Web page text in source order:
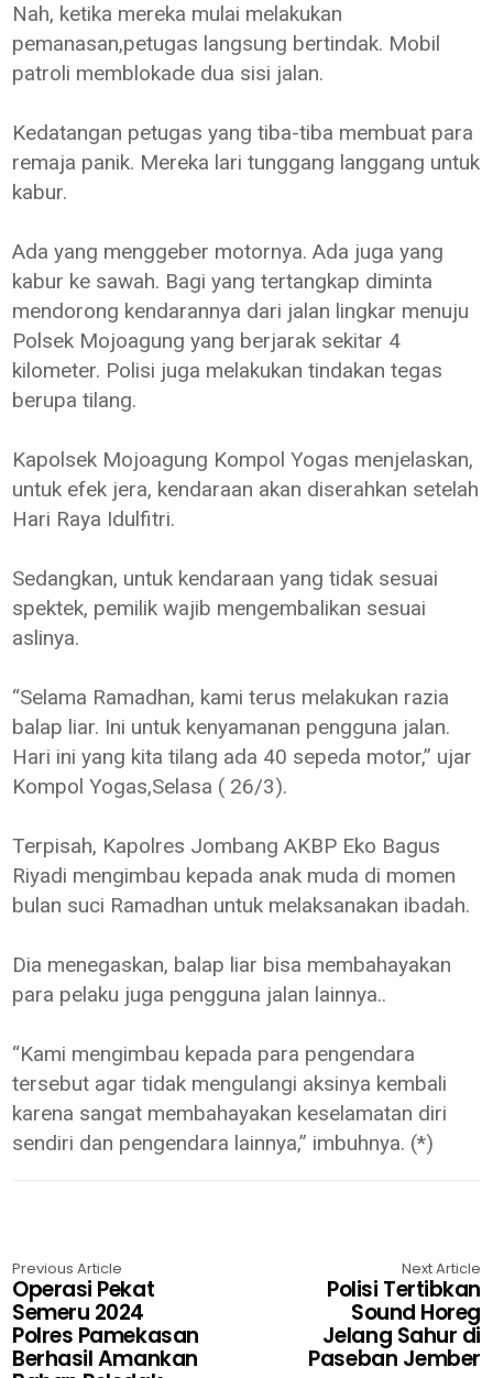
Nah, ketika mereka mulai melakukan
pemanasan,petugas langsung bertindak. Mobil
patroli memblokade dua sisi jalan.
Kedatangan petugas yang tiba-tiba membuat para
remaja panik. Mereka lari tunggang langgang untuk
kabur.
Ada yang menggeber motornya. Ada juga yang
kabur ke sawah. Bagi yang tertangkap diminta
mendorong kendarannya dari jalan lingkar menuju
Polsek Mojoagung yang berjarak sekitar 4
kilometer. Polisi juga melakukan tindakan tegas
berupa tilang.
Kapolsek Mojoagung Kompol Yogas menjelaskan,
untuk efek jera, kendaraan akan diserahkan setelah
Hari Raya Idulfitri.
Sedangkan, untuk kendaraan yang tidak sesuai
spektek, pemilik wajib mengembalikan sesuai
aslinya.
“Selama Ramadhan, kami terus melakukan razia
balap liar. Ini untuk kenyamanan pengguna jalan.
Hari ini yang kita tilang ada 40 sepeda motor,” ujar
Kompol Yogas,Selasa ( 26/3).
Terpisah, Kapolres Jombang AKBP Eko Bagus
Riyadi mengimbau kepada anak muda di momen
bulan suci Ramadhan untuk melaksanakan ibadah.
Dia menegaskan, balap liar bisa membahayakan
para pelaku juga pengguna jalan lainnya..
“Kami mengimbau kepada para pengendara
tersebut agar tidak mengulangi aksinya kembali
karena sangat membahayakan keselamatan diri
sendiri dan pengendara lainnya,” imbuhnya. (*)
Previous Article
Operasi Pekat
Semeru 2024
Polres Pamekasan
Berhasil Amankan
Next Article
Polisi Tertibkan
Sound Horeg
Jelang Sahur di
Paseban Jember